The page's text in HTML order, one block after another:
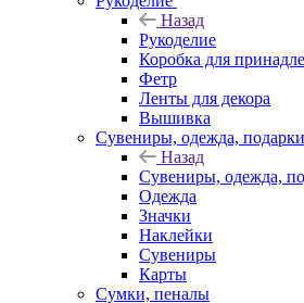
Назад
Рукоделие
Коробка для
Фетр
Ленты для декора
Вышивка
Сувениры, одежда, подарки
Назад
Сувениры, одежда,
Одежда
Значки
Наклейки
Сувениры
Карты
Сумки, пеналы